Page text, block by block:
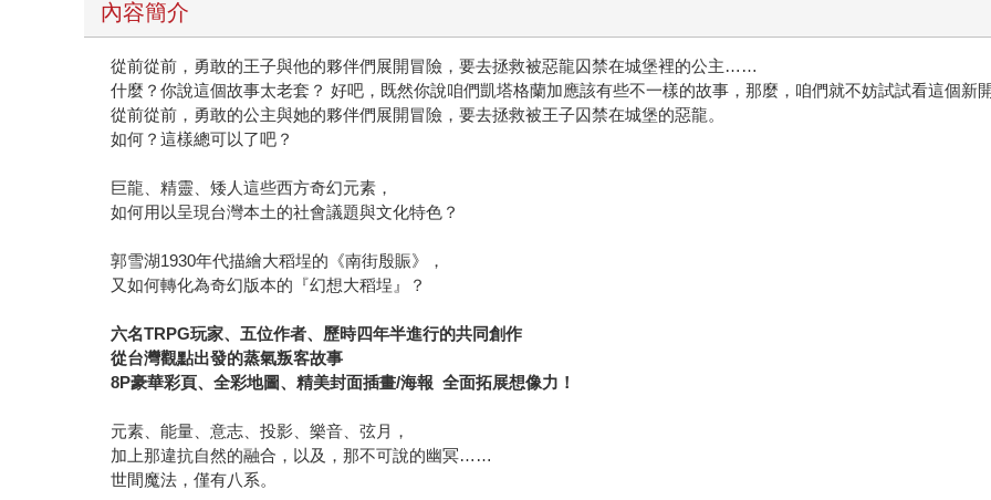
內容簡介
從前從前，勇敢的王子與他的夥伴們展開冒險，要去拯救被惡龍囚禁在城堡裡的公主……
什麼？你說這個故事太老套？ 好吧，既然你說咱們凱塔格蘭加應該有些不一樣的故事，那麼，咱們就不妨試試看這個新
從前從前，勇敢的公主與她的夥伴們展開冒險，要去拯救被王子囚禁在城堡的惡龍。
如何？這樣總可以了吧？
巨龍、精靈、矮人這些西方奇幻元素，
如何用以呈現台灣本土的社會議題與文化特色？
郭雪湖1930年代描繪大稻埕的《南街殷賑》，
又如何轉化為奇幻版本的『幻想大稻埕』？
六名TRPG玩家、五位作者、歷時四年半進行的共同創作
從台灣觀點出發的蒸氣叛客故事
8P豪華彩頁、全彩地圖、精美封面插畫/海報 全面拓展想像力！
元素、能量、意志、投影、樂音、弦月，
加上那違抗自然的融合，以及，那不可說的幽冥……
世間魔法，僅有八系。